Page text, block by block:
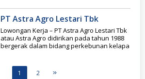
PT Astra Agro Lestari Tbk
Lowongan Kerja – PT Astra Agro Lestari Tbk
atau Astra Agro didirikan pada tahun 1988
bergerak dalam bidang perkebunan kelapa
1 2